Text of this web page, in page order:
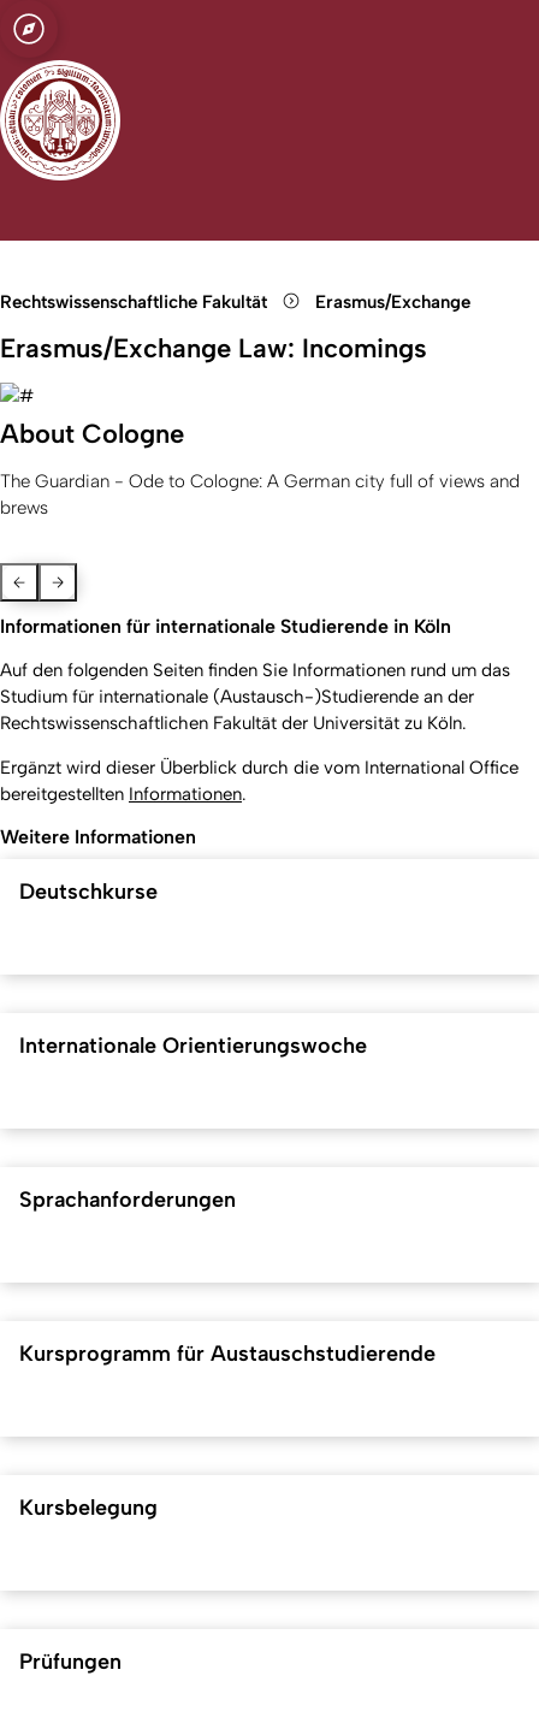
Open quicklink menu
Rechtswissenschaftliche Fakultät Erasmus/Exchange
Erasmus/Exchange Law: Incomings
About Cologne
The Guardian - Ode to Cologne: A German city full of views and
brews
Previous Slide
Next slide
Informationen für internationale Studierende in Köln
Auf den folgenden Seiten finden Sie Informationen rund um das
Studium für internationale (Austausch-)Studierende an der
Rechtswissenschaftlichen Fakultät der Universität zu Köln.
Ergänzt wird dieser Überblick durch die vom International Office
bereitgestellten Informationen.
Weitere Informationen
Deutschkurse
Internationale Orientierungswoche
Sprachanforderungen
Kursprogramm für Austauschstudierende
Kursbelegung
Prüfungen